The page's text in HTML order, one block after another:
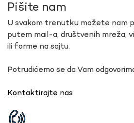
Pišite nam
U svakom trenutku možete nam
putem mail-a, društvenih mreža,
ili forme na sajtu.
Potrudićemo se da Vam
Kontaktirajte nas